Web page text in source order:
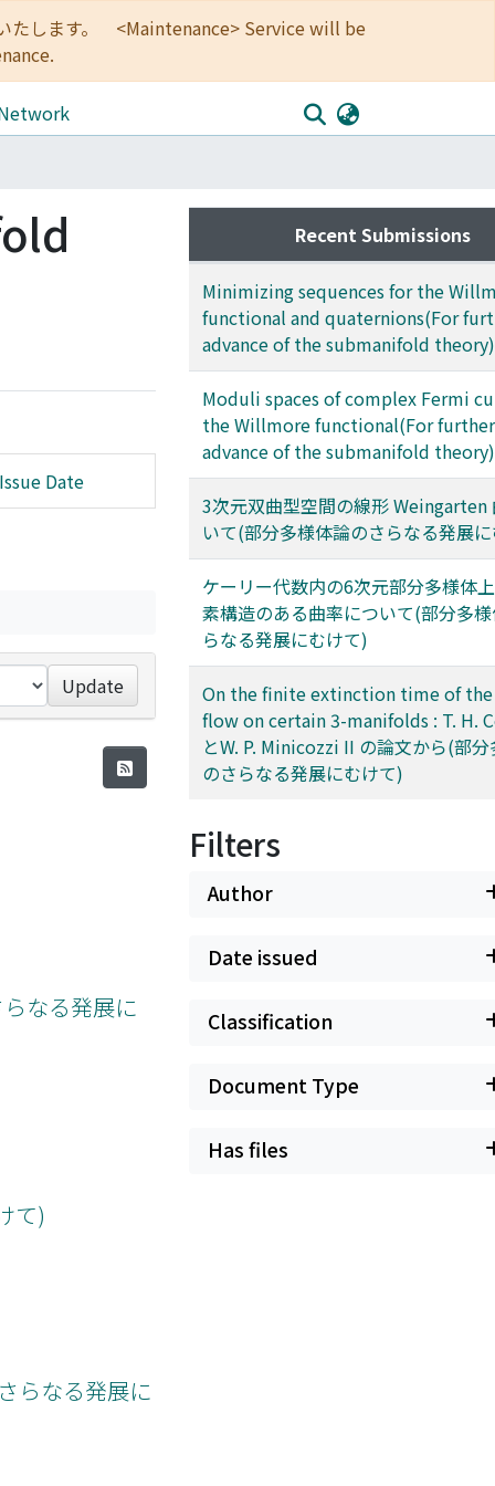
たします。 <Maintenance> Service will be
Date
Update
なる発展に
て)
らなる発展に
Recent Submissions
Minimizing sequences for the
functional and quaternions(For
advance of the submanifold theory)
Moduli spaces of complex Fermi
the Willmore functional(For further
advance of the submanifold theory)
3次元双曲型空間の線形 Weingarten
いて(部分多様体論のさらなる発展
ケーリー代数内の6次元部分多様体
素構造のある曲率について(部分多
らなる発展にむけて)
On the finite extinction time of
flow on certain 3-manifolds : T. H.
とW. P. Minicozzi II の論文から(部
のさらなる発展にむけて)
Filters
Author
Date issued
Classification
Document Type
Has files